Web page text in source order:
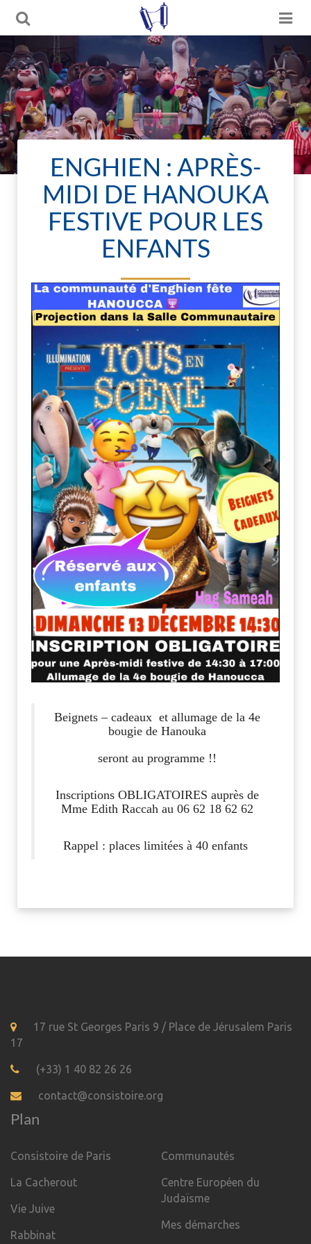
ENGHIEN : APRÈS-
MIDI DE HANOUKA
FESTIVE POUR LES
ENFANTS
Beignets – cadeaux et allumage de la 4e
bougie de Hanouka
seront au programme !!
Inscriptions OBLIGATOIRES auprès de
Mme Edith Raccah au 06 62 18 62 62
Rappel : places limitées à 40 enfants
17 rue St Georges Paris 9 / Place de Jérusalem Paris
17
(+33) 1 40 82 26 26
contact@consistoire.org
Plan
Consistoire de Paris
La Cacherout
Vie Juive
Rabbinat
Communautés
Centre Européen du
Judaïsme
Mes démarches